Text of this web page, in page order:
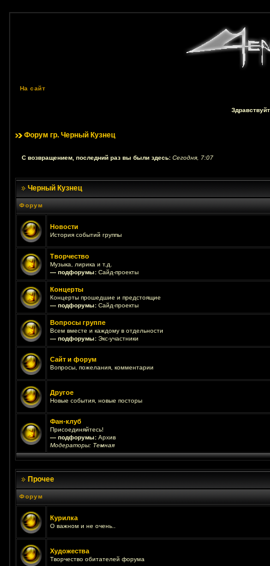
На сайт
Форум гр. Черный Кузнец
С возвращением, последний раз вы были здесь: Сегодня, 7:07
Черный Кузнец
Форум
Новости
История событий группы
Творчество
Музыка, лирика и т.д.
— подфорумы: Сайд-проекты
Концерты
Концерты прошедшие и предстоящие
— подфорумы: Сайд-проекты
Вопросы группе
Всем вместе и каждому в отдельности
— подфорумы: Экс-участники
Сайт и форум
Вопросы, пожелания, комментарии
Другое
Новые события, новые посторы
Фан-клуб
Присоединяйтесь!
— подфорумы: Архив
Модераторы: Темная
Прочее
Форум
Курилка
О важном и не очень..
Художества
Творчество обитателей форума